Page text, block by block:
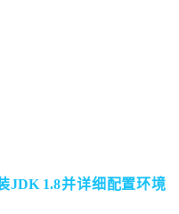
JDK 1.8并详细配置环境